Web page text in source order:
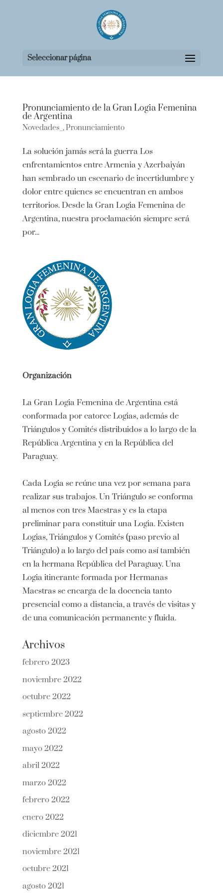
Seleccionar página
Pronunciamiento de la Gran Logia Femenina
de Argentina
Novedades_ ,Pronunciamiento
La solución jamás será la guerra Los
enfrentamientos entre Armenia y Azerbaiyán
han sembrado un escenario de incertidumbre y
dolor entre quienes se encuentran en ambos
territorios. Desde la Gran Logia Femenina de
Argentina, nuestra proclamación siempre será
por...
Organización
La Gran Logia Femenina de Argentina está
conformada por catorce Logias, además de
Triángulos y Comités distribuidos a lo largo de la
República Argentina y en la República del
Paraguay.
Cada Logia se reúne una vez por semana para
realizar sus trabajos. Un Triángulo se conforma
al menos con tres Maestras y es la etapa
preliminar para constituir una Logia. Existen
Logias, Triángulos y Comités (paso previo al
Triángulo) a lo largo del país como así también
en la hermana República del Paraguay. Una
Logia itinerante formada por Hermanas
Maestras se encarga de la docencia tanto
presencial como a distancia, a través de visitas y
de una comunicación permanente y fluida.
Archivos
febrero 2023
noviembre 2022
octubre 2022
septiembre 2022
agosto 2022
mayo 2022
abril 2022
marzo 2022
febrero 2022
enero 2022
diciembre 2021
noviembre 2021
octubre 2021
agosto 2021